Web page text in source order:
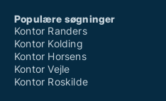
Populære søgninger
Kontor Randers
Kontor Kolding
Kontor Horsens
Kontor Vejle
Kontor Roskilde